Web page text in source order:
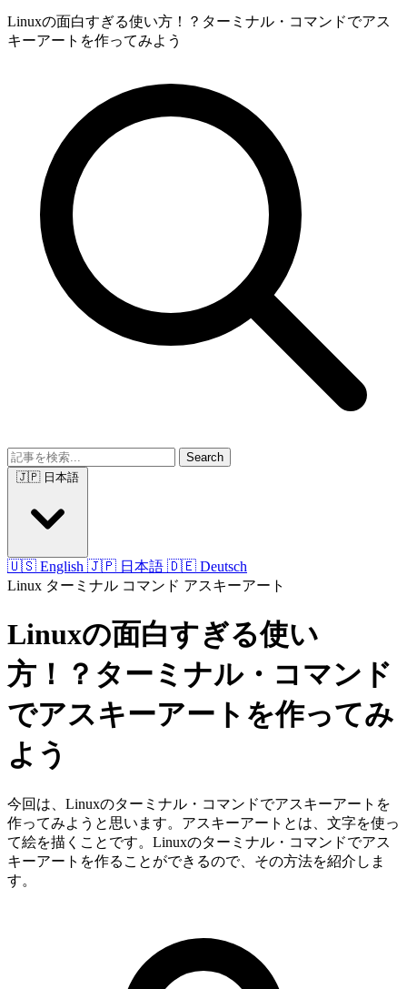
Linuxの面白すぎる使い方！？ターミナル・コマンドでアス
キーアートを作ってみよう
Search
🇺🇸 English 🇯🇵 日本語 🇩🇪 Deutsch
Linux ターミナル コマンド アスキーアート
Linuxの面白すぎる使い
方！？ターミナル・コマンド
でアスキーアートを作ってみ
よう
今回は、Linuxのターミナル・コマンドでアスキーアートを
作ってみようと思います。アスキーアートとは、文字を使っ
て絵を描くことです。Linuxのターミナル・コマンドでアス
キーアートを作ることができるので、その方法を紹介しま
す。